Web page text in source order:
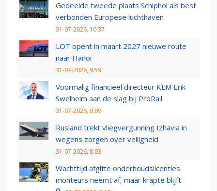
Gedeelde tweede plaats Schiphol als best
verbonden Europese luchthaven
31-07-2026, 10:37
LOT opent in maart 2027 nieuwe route
naar Hanoi
31-07-2026, 9:59
Voormalig financieel directeur KLM Erik
Swelheim aan de slag bij ProRail
31-07-2026, 9:09
Rusland trekt vliegvergunning Izhavia in
wegens zorgen over veiligheid
31-07-2026, 8:03
Wachttijd afgifte onderhoudslicenties
monteurs neemt af, maar krapte blijft